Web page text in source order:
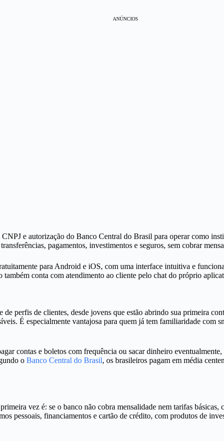
ANÚNCIOS
e autorização do Banco Central do Brasil para operar como
pagamentos, investimentos e seguros, sem cobrar
para Android e iOS, com uma interface intuitiva e
conta com atendimento ao cliente pelo chat do próprio
perfis de clientes, desde jovens que estão abrindo sua primeira
É especialmente vantajosa para quem já tem familiaridade com
contas e boletos com frequência ou sacar dinheiro
o Banco Central do Brasil, os brasileiros pagam em média
vez é: se o banco não cobra mensalidade nem tarifas básicas,
pessoais, financiamentos e cartão de crédito, com produtos de